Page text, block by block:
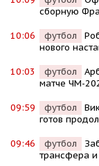
сборную
10:06 футбол
нового
10:03 футбол
матче ЧМ-
09:59 футбол
готов
09:46 футбол
трансфера и